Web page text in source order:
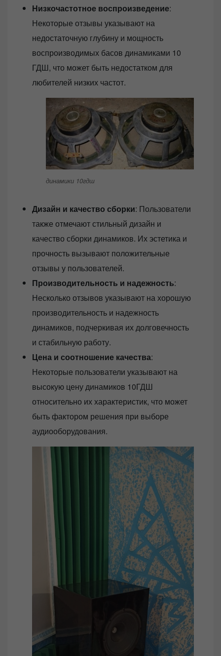
Низкочастотное воспроизведение:
Некоторые отзывы указывают на
недостаточную глубину и мощность
воспроизводимых басов динамиками 10
ГДШ, что может быть недостатком для
любителей низких частот.
динамики 10гдш
Дизайн и качество сборки: Пользователи
также отмечают стильный дизайн и
качество сборки динамиков. Их эстетика и
прочность вызывают положительные
отзывы у пользователей.
Производительность и надежность:
Несколько отзывов указывают на хорошую
производительность и надежность
динамиков, подчеркивая их долговечность
и стабильную работу.
Цена и соотношение качества:
Некоторые пользователи указывают на
высокую цену динамиков 10ГДШ
относительно их характеристик, что может
быть фактором решения при выборе
аудиооборудования.